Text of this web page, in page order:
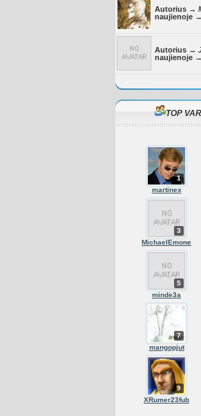
Autorius →
naujienoje →
Autorius →
naujienoje →
TOP
1
martinex
3
MichaelEmone
5
minde3a
7
mangopjut
9
XRumer23fub